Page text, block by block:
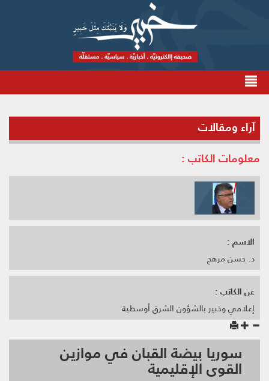
آراء ومقالات
معلومات الكاتب :
الاسم :
د. حسن مرهج
عن الكاتب :
إعلامي وخبير بالشؤون الشرق أوسطية
سوريا بيضة القبان في موازين
القوى الإقليمية